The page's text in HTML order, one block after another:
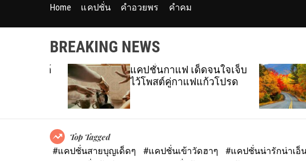
Home แคปชั่น คำอวยพร คำคม
BREAKING NEWS
แคปชั่นกาแฟ เด็ดจนใจเจ็บ
ไว้โพสต์คู่กาแฟแก้วโปรด
Top Tagged
#แคปชั่นสายบุญเด็ดๆ
#แคปชั่นเข้าวัดฮาๆ #แคปชั่นน่ารักน่าเอ็